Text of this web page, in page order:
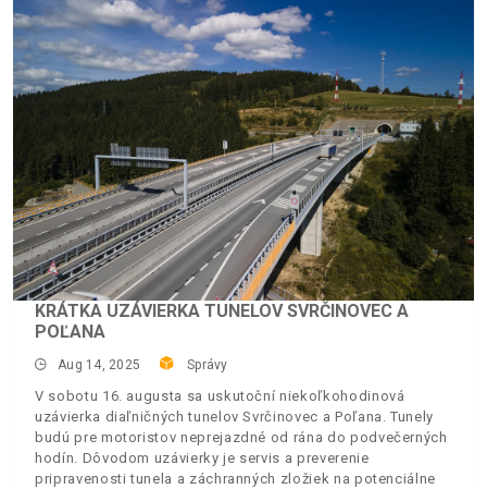
KRÁTKA UZÁVIERKA TUNELOV SVRČINOVEC A
POĽANA
Aug 14, 2025 Správy
V sobotu 16. augusta sa uskutoční niekoľkohodinová
uzávierka diaľničných tunelov Svrčinovec a Poľana. Tunely
budú pre motoristov neprejazdné od rána do podvečerných
hodín. Dôvodom uzávierky je servis a preverenie
pripravenosti tunela a záchranných zložiek na potenciálne